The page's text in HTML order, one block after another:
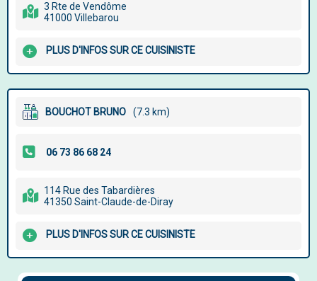
3 Rte de Vendôme
41000 Villebarou
PLUS D'INFOS SUR CE CUISINISTE
BOUCHOT BRUNO (7.3 km)
114 Rue des Tabardières
41350 Saint-Claude-de-Diray
PLUS D'INFOS SUR CE CUISINISTE